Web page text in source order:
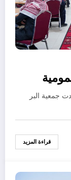
جمعية البر
قراءة المزيد